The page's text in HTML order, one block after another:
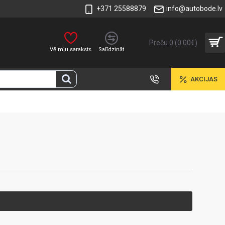
+371 25588879 info@autobode.lv
Vēlmju saraksts Salīdzināt
Preču 0 (0.00€)
AKCIJAS